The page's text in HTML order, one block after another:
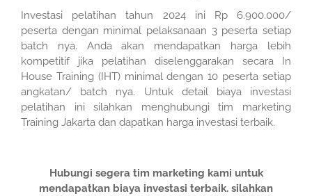
Investasi pelatihan tahun 2024 ini Rp 6.900.000/
peserta dengan minimal pelaksanaan 3 peserta setiap
batch nya. Anda akan mendapatkan harga lebih
kompetitif jika pelatihan diselenggarakan secara In
House Training (IHT) minimal dengan 10 peserta setiap
angkatan/ batch nya. Untuk detail biaya investasi
pelatihan ini silahkan menghubungi tim marketing
Training Jakarta dan dapatkan harga investasi terbaik.
Hubungi segera tim marketing kami untuk
mendapatkan biaya investasi terbaik. silahkan